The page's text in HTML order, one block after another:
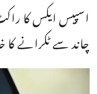
اسپیس ایکس کا
چاند سے ٹکرانے کا